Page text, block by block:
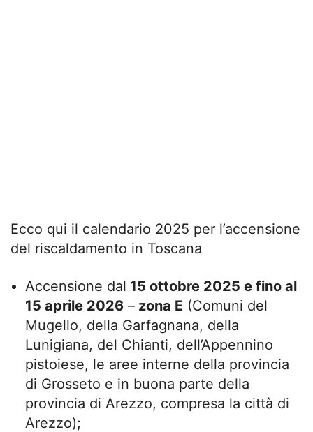
Ecco qui il calendario 2025 per l’accensione
del riscaldamento in Toscana
Accensione dal 15 ottobre 2025 e fino al
15 aprile 2026 – zona E (Comuni del
Mugello, della Garfagnana, della
Lunigiana, del Chianti, dell’Appennino
pistoiese, le aree interne della provincia
di Grosseto e in buona parte della
provincia di Arezzo, compresa la città di
Arezzo);